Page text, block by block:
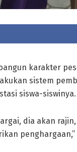
karakter
sistem
siswa-siswinya.
dia akan
penghargaan,”